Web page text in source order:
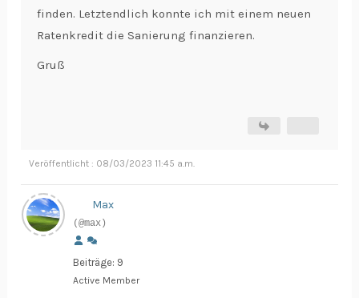
finden. Letztendlich konnte ich mit einem neuen
Ratenkredit die Sanierung finanzieren.
Gruß
Veröffentlicht : 08/03/2023 11:45 a.m.
Max
(@max)
Beiträge: 9
Active Member